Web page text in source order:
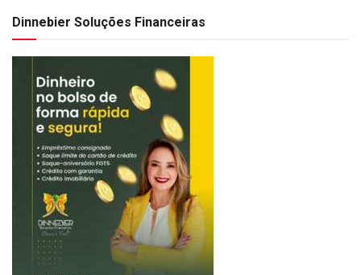
Dinnebier Soluções Financeiras